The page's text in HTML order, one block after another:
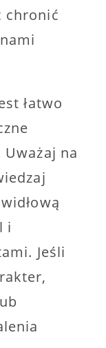
chronić
łatwo
na
i
Jeśli